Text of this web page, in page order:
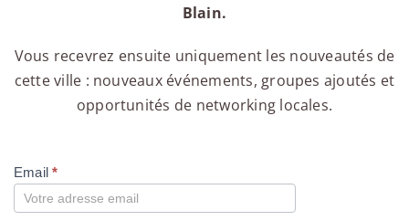
Blain.
Vous recevrez ensuite uniquement les nouveautés de
cette ville : nouveaux événements, groupes ajoutés et
opportunités de networking locales.
Compte
Email*